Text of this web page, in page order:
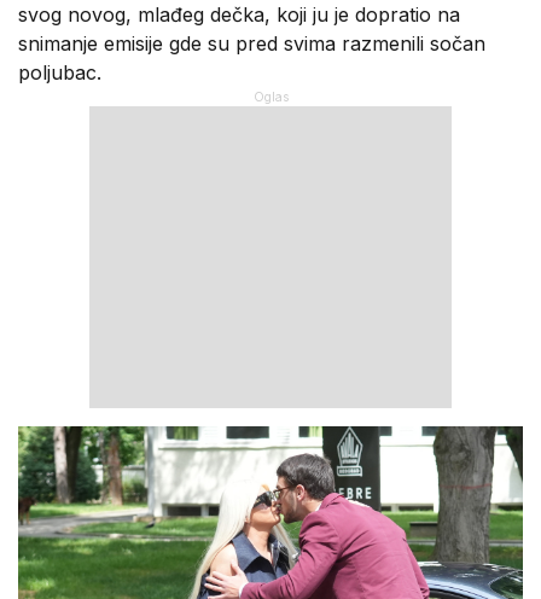
svog novog, mlađeg dečka, koji ju je dopratio na
snimanje emisije gde su pred svima razmenili sočan
poljubac.